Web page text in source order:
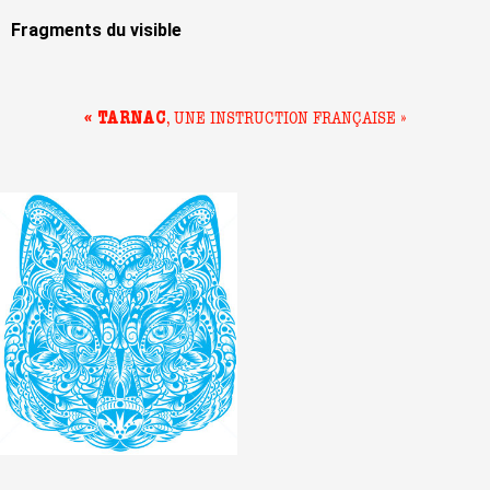
Fragments du visible
« TARNAC, UNE INSTRUCTION FRANÇAISE »